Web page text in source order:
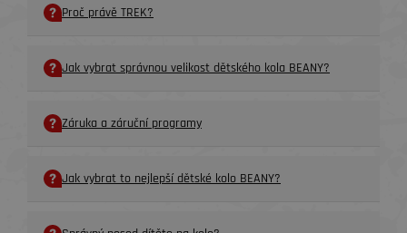
Proč právě TREK?
Jak vybrat správnou velikost dětského kola BEANY?
Záruka a záruční programy
Jak vybrat to nejlepší dětské kolo BEANY?